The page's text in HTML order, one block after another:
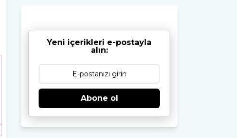
Yeni içerikleri e-postayla
alın:
Abone ol